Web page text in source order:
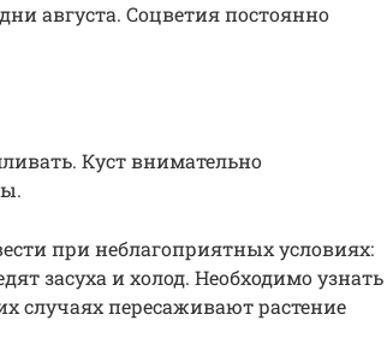
августа. Соцветия постоянно
Куст внимательно
при неблагоприятных условиях:
засуха и холод. Необходимо узнать
случаях пересаживают растение